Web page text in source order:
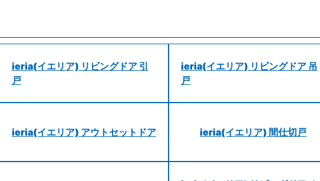
ieria(イエリア) リビングドア 引
戸
ieria(イエリア) リビングドア 吊
戸
ieria(イエリア) アウトセットドア ieria(イエリア) 間仕切戸